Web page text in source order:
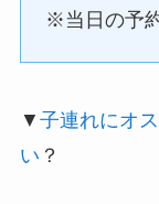
※当日の予
▼ 子連れにオ
い ？